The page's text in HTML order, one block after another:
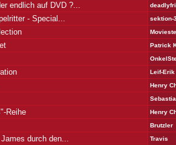
endlich auf DVD ?...
- Special... sektion-
Patrick
Leif-Erik
Henry
Reihe Henry
Brutzler
durch den... Travis